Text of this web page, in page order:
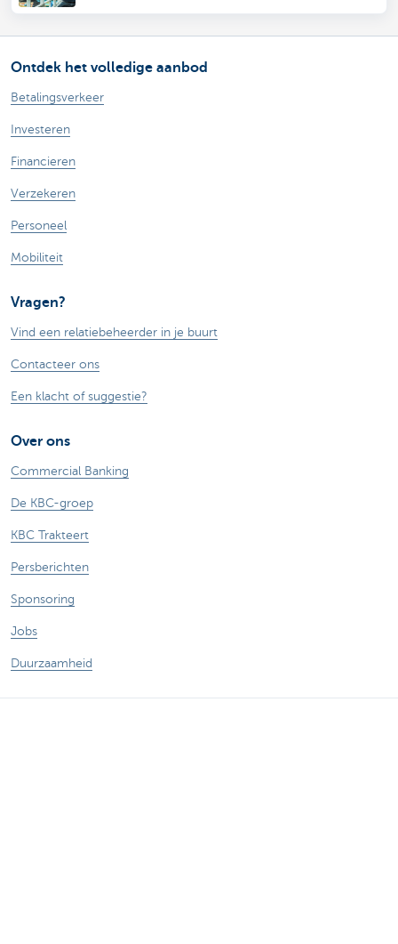
Ontdek het volledige aanbod
Betalingsverkeer
Investeren
Financieren
Verzekeren
Personeel
Mobiliteit
Vragen?
Vind een relatiebeheerder in je buurt
Contacteer ons
Een klacht of suggestie?
Over ons
Commercial Banking
De KBC-groep
KBC Trakteert
Persberichten
Sponsoring
Jobs
Duurzaamheid